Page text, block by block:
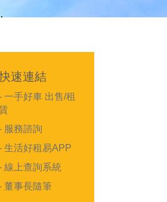
速連結
一手好車 出售/租
服務諮詢
生活好租易APP
線上查詢系統
董事長隨筆